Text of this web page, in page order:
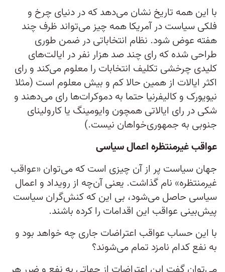
با این همه تاریخ نشان می‌دهد که در دنیای چرخ و
فلکی سیاست در آمریکا همه چیز می‌تواند ظرف چند
هفته عوض شود. نظام انتخاباتی در ضمن طوری
طراحی شده که رای چند صد هزار نفر در ایالت‌های
کلیدی چرخشی تکلیف انتخابات را معلوم می‌کند و رای
اکثر ایالات از همین حالا کم و بیش معلوم است (مثلا
نیویورک و کالیفرنیا حتما به دموکرات‌ها رای می‌دهند و
شکی در رای ایالاتی همچون وایومینگ یا کارولینای
جنوبی به جمهوری‌خواهان نیست.)
عواقب غیرمنتظره اعمال سیاسی
جهان سیاست پر از آن چیزی است که می‌توان «عواقب
غیرمنتظره» نام گذاشت. یعنی آن‌چه از رویداد و اعمال
سیاسی حاصل می‌شود، بی‌ این‌ که کنش‌گران سیاست
پیش‌بینی عواقب این اقدامات را کرده باشند.
با این حساب عواقب اعتراضات جاری چه خواهد بود و
به نفع کدام نامزد تمام می‌شوند؟